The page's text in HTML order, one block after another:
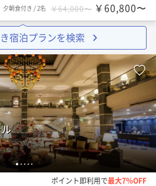
夕朝食付き /2名 ￥64,000〜 ￥60,800〜
宿泊プランを検索
1 2 3 4 5
ポイント即利用で最大7％OFF